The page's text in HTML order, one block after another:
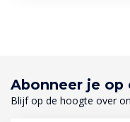
Abonneer je op
Blijf op de hoogte over